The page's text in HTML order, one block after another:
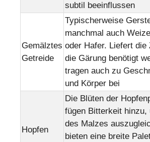
subtil beeinflussen
Gemälztes
Getreide
Typischerweise
manchmal auch
oder Hafer. Liefert die
die Gärung benötigt
tragen auch zu
und Körper bei
Hopfen
Die Blüten der
fügen Bitterkeit hinzu,
des Malzes
bieten eine breite